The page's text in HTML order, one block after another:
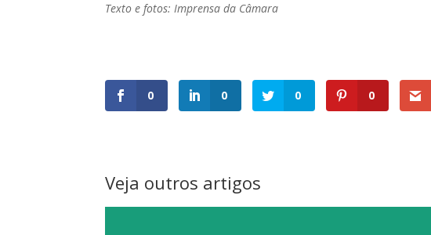
Texto e fotos: Imprensa da Câmara
0 0 0 0
Veja outros artigos